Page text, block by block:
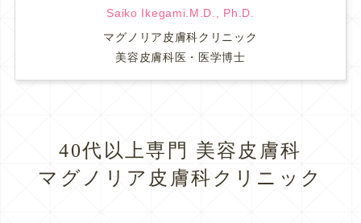
Saiko Ikegami.M.D., Ph.D.
マグノリア皮膚科クリニック
美容皮膚科医・医学博士
40代以上専門 美容皮膚科
マグノリア皮膚科クリニック